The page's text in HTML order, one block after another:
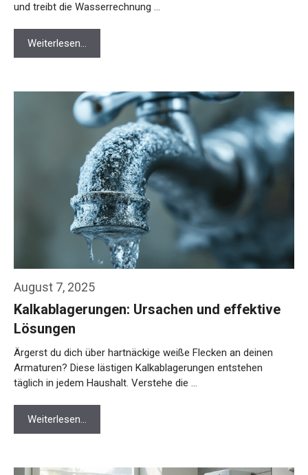
und treibt die Wasserrechnung …
Weiterlesen…
August 7, 2025
Kalkablagerungen: Ursachen und effektive
Lösungen
Ärgerst du dich über hartnäckige weiße Flecken an deinen
Armaturen? Diese lästigen Kalkablagerungen entstehen
täglich in jedem Haushalt. Verstehe die …
Weiterlesen…